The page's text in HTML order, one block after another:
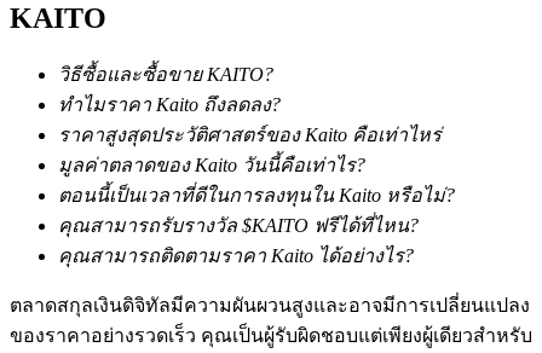
คว้าผลกำไรระยะยาวและผลประโยชน์ที่ยืดหยุ่น
เรียนรู้ Staking
KAITO
วิธีซื้อและซื้อขาย KAITO?
ทำไมราคา Kaito ถึงลดลง?
ราคาสูงสุดประวัติศาสตร์ของ Kaito คือเท่าไหร่
มูลค่าตลาดของ Kaito วันนี้คือเท่าไร?
ตอนนี้เป็นเวลาที่ดีในการลงทุนใน Kaito หรือไม่?
คุณสามารถรับรางวัล $KAITO ฟรีได้ที่ไหน?
คุณสามารถติดตามราคา Kaito ได้อย่างไร?
ตลาดสกุลเงินดิจิทัลมีความผันผวนสูงและอาจมีการเปลี่ยนแปลง
ของราคาอย่างรวดเร็ว คุณเป็นผู้รับผิดชอบแต่เพียงผู้เดียวสำหรับ